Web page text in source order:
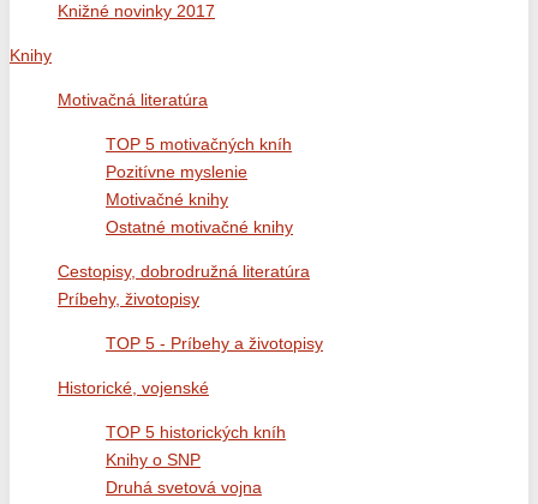
Knižné novinky 2017
Knihy
Motivačná literatúra
TOP 5 motivačných kníh
Pozitívne myslenie
Motivačné knihy
Ostatné motivačné knihy
Cestopisy, dobrodružná literatúra
Príbehy, životopisy
TOP 5 - Príbehy a životopisy
Historické, vojenské
TOP 5 historických kníh
Knihy o SNP
Druhá svetová vojna